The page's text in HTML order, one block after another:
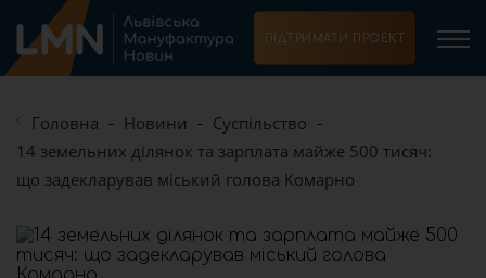
ПІДТРИМАТИ ПРОЕКТ
Головна Новини
Суспільство
14 земельних ділянок та зарплата майже 500 тисяч:
що задекларував міський голова Комарно